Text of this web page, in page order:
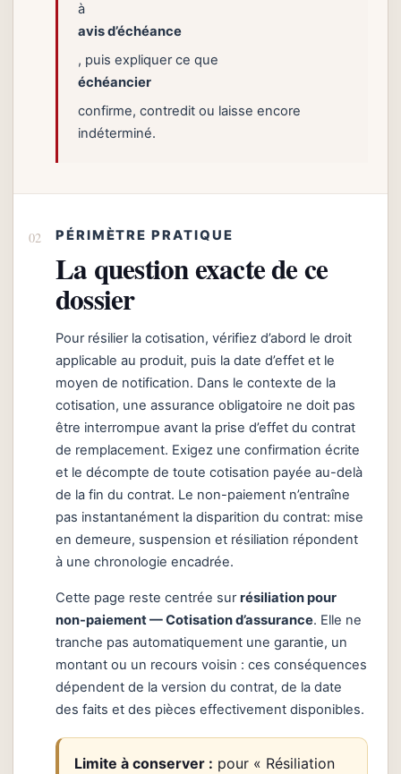
à
avis d’échéance
, puis expliquer ce que
échéancier
confirme, contredit ou laisse encore
indéterminé.
PÉRIMÈTRE PRATIQUE
La question exacte de ce
dossier
Pour résilier la cotisation, vérifiez d’abord le droit
applicable au produit, puis la date d’effet et le
moyen de notification. Dans le contexte de la
cotisation, une assurance obligatoire ne doit pas
être interrompue avant la prise d’effet du contrat
de remplacement. Exigez une confirmation écrite
et le décompte de toute cotisation payée au-delà
de la fin du contrat. Le non-paiement n’entraîne
pas instantanément la disparition du contrat: mise
en demeure, suspension et résiliation répondent
à une chronologie encadrée.
Cette page reste centrée surrésiliation pour
non-paiement — Cotisation d’assurance. Elle ne
tranche pas automatiquement une garantie, un
montant ou un recours voisin : ces conséquences
dépendent de la version du contrat, de la date
des faits et des pièces effectivement disponibles.
Limite à conserver : pour « Résiliation